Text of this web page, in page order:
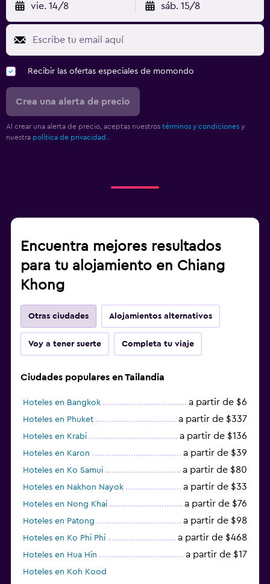
vie. 14/8 sáb. 15/8
Recibir las ofertas especiales de momondo
Crea una alerta de precio
Al crear una alerta de precio, aceptas nuestros términos y condiciones y
nuestra política de privacidad.
Encuentra mejores resultados
para tu alojamiento en Chiang
Khong
Otras ciudades Alojamientos alternativos
Voy a tener suerte Completa tu viaje
Ciudades populares en Tailandia
Hoteles en Bangkok a partir de $6
Hoteles en Phuket a partir de $337
Hoteles en Krabi a partir de $136
Hoteles en Karon a partir de $39
Hoteles en Ko Samui a partir de $80
Hoteles en Nakhon Nayok a partir de $33
Hoteles en Nong Khai a partir de $76
Hoteles en Patong a partir de $98
Hoteles en Ko Phi Phi a partir de $468
Hoteles en Hua Hin a partir de $17
Hoteles en Koh Kood